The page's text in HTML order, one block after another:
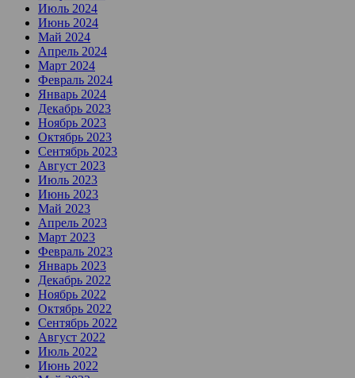
Июль 2024
Июнь 2024
Май 2024
Апрель 2024
Март 2024
Февраль 2024
Январь 2024
Декабрь 2023
Ноябрь 2023
Октябрь 2023
Сентябрь 2023
Август 2023
Июль 2023
Июнь 2023
Май 2023
Апрель 2023
Март 2023
Февраль 2023
Январь 2023
Декабрь 2022
Ноябрь 2022
Октябрь 2022
Сентябрь 2022
Август 2022
Июль 2022
Июнь 2022